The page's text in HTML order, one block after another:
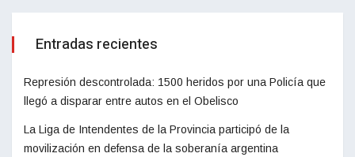
Entradas recientes
Represión descontrolada: 1500 heridos por una Policía que
llegó a disparar entre autos en el Obelisco
La Liga de Intendentes de la Provincia participó de la
movilización en defensa de la soberanía argentina